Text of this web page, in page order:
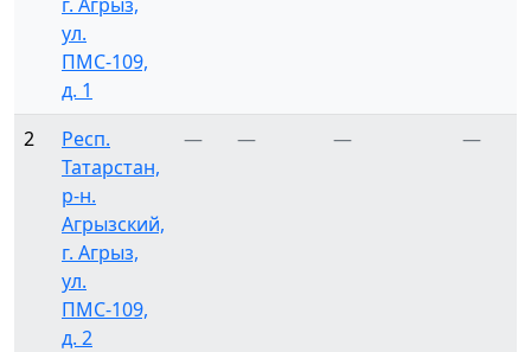
ул.
ПМС-109,
д. 1
2
Респ.
Татарстан,
р-н.
Агрызский,
г. Агрыз,
ул.
ПМС-109,
д. 2
— — — —